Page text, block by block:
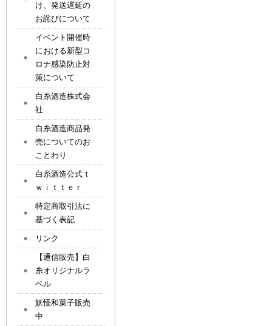
け、発送遅延の
お詫びについて
イベント開催時
における新型コ
ロナ感染防止対
策について
白糸酒造株式会
社
白糸酒造商品発
売についてのお
ことわり
白糸酒造公式ｔ
ｗｉｔｔｅｒ
特定商取引法に
基づく表記
リンク
【通信販売】白
糸オリジナルラ
ベル
妖怪和菓子販売
中